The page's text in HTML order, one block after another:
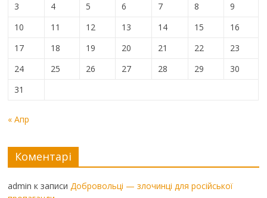
3
4 5 6 7 8
9
10
11 12 13 14 15
16
17
18 19 20 21 22
23
24
25 26 27 28 29
30
31
« Апр
Коментарі
admin к записиДобровольці — злочинці для російської